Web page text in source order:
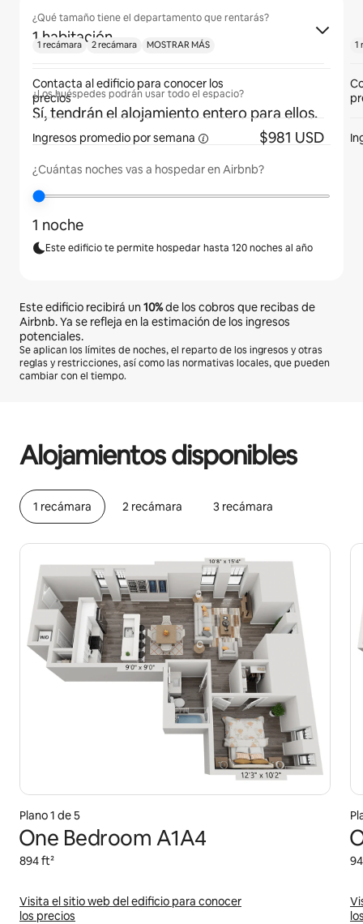
¿Qué tamaño tiene el departamento que rentarás?
1 habitación
¿Los huéspedes podrán usar todo el espacio?
Sí, tendrán el alojamiento entero para ellos.
¿Cuántas noches vas a hospedar en Airbnb?
1 noche
Este edificio te permite hospedar hasta 120 noches al año
Este edificio recibirá un10%de los cobros que recibas de
Airbnb. Ya se refleja en la estimación de los ingresos
potenciales.
Se aplican los límites de noches, el reparto de los ingresos y otras
reglas y restricciones, así como las normativas locales, que pueden
cambiar con el tiempo.
Alojamientos disponibles
1 recámara 2 recámara 3 recámara
Plano 1 de 5
One Bedroom A1A4
894 ft²
Visita el sitio web del edificio para conocer
los precios
1 recámara 2 recámara MOSTRAR MÁS
Contacta al edificio para conocer los
precios
Ingresos promedio porsemana $981 USD
1